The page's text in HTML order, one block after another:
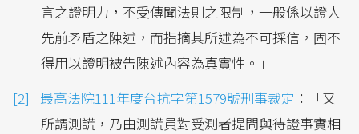
言之證明力，不受傳聞法則之限制，一般係以證人
先前矛盾之陳述，而指摘其所述為不可採信，固不
得用以證明被告陳述內容為真實性。」
最高法院111年度台抗字第1579號刑事裁定 ：「又
所謂測謊，乃由測謊員對受測者提問與待證事實相